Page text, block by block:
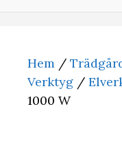
Hem /
Verktyg /
1000 W